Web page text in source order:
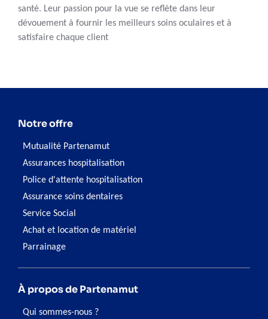
santé. Leur passion pour la vue se reflète dans leur
dévouement à fournir les meilleurs soins oculaires et à
satisfaire chaque client
Notre offre
Mutualité Partenamut
Assurances hospitalisation
Police d'attente hospitalisation
Assurance soins dentaires
Service Social
Achat et location de matériel
Parrainage
À propos de Partenamut
Qui sommes-nous ?